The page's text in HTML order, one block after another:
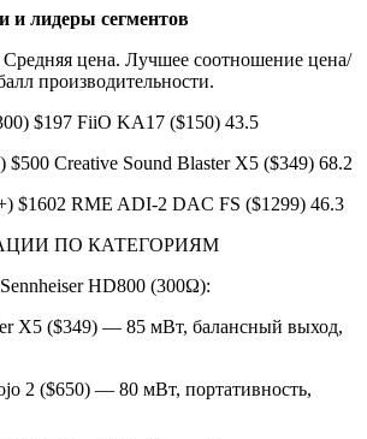
и лидеры сегментов
Средняя цена. Лучшее соотношение цена/
производительности.
$197 FiiO KA17 ($150) 43.5
$500 Creative Sound Blaster X5 ($349) 68.2
$1602 RME ADI-2 DAC FS ($1299) 46.3
ПО КАТЕГОРИЯМ
HD800 (300Ω):
X5 ($349) — 85 мВт, балансный выход,
2 ($650) — 80 мВт, портативность,